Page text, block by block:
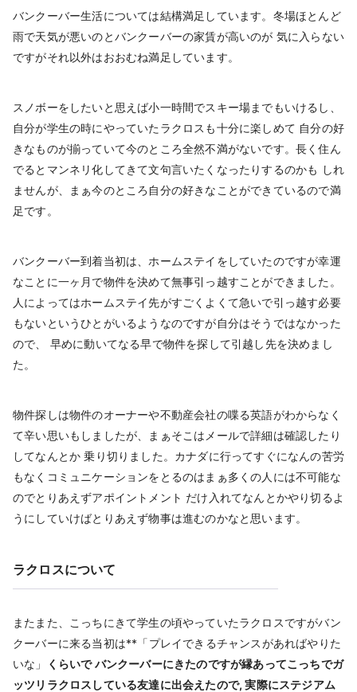
バンクーバー生活については結構満足しています。冬場ほとんど
雨で天気が悪いのとバンクーバーの家賃が高いのが 気に入らない
ですがそれ以外はおおむね満足しています。
スノボーをしたいと思えば小一時間でスキー場までもいけるし、
自分が学生の時にやっていたラクロスも十分に楽しめて 自分の好
きなものが揃っていて今のところ全然不満がないです。長く住ん
でるとマンネリ化してきて文句言いたくなったりするのかも しれ
ませんが、まぁ今のところ自分の好きなことができているので満
足です。
バンクーバー到着当初は、ホームステイをしていたのですが幸運
なことに一ヶ月で物件を決めて無事引っ越すことができました。
人によってはホームステイ先がすごくよくて急いで引っ越す必要
もないというひとがいるようなのですが自分はそうではなかった
ので、 早めに動いてなる早で物件を探して引越し先を決めまし
た。
物件探しは物件のオーナーや不動産会社の喋る英語がわからなく
て辛い思いもしましたが、まぁそこはメールで詳細は確認したり
してなんとか 乗り切りました。カナダに行ってすぐになんの苦労
もなくコミュニケーションをとるのはまぁ多くの人には不可能な
のでとりあえずアポイントメント だけ入れてなんとかやり切るよ
うにしていけばとりあえず物事は進むのかなと思います。
ラクロスについて
またまた、こっちにきて学生の頃やっていたラクロスですがバン
クーバーに来る当初は**「プレイできるチャンスがあればやりた
いな」
くらいで バンクーバーにきたのですが縁あってこっちでガ
ッツリラクロスしている友達に出会えたので, 実際にステジアム